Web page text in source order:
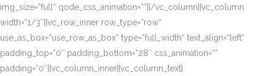
img_size=“full“ qode_css_animation=““][/vc_column][vc_column
width=“1/3″][vc_row_inner row_type=“row“
use_as_box=“use_row_as_box“ type=“full_width“ text_align=“left“
padding_top=“0″ padding_bottom=“28″ css_animation=““
padding=“0″][vc_column_inner][vc_column_text]